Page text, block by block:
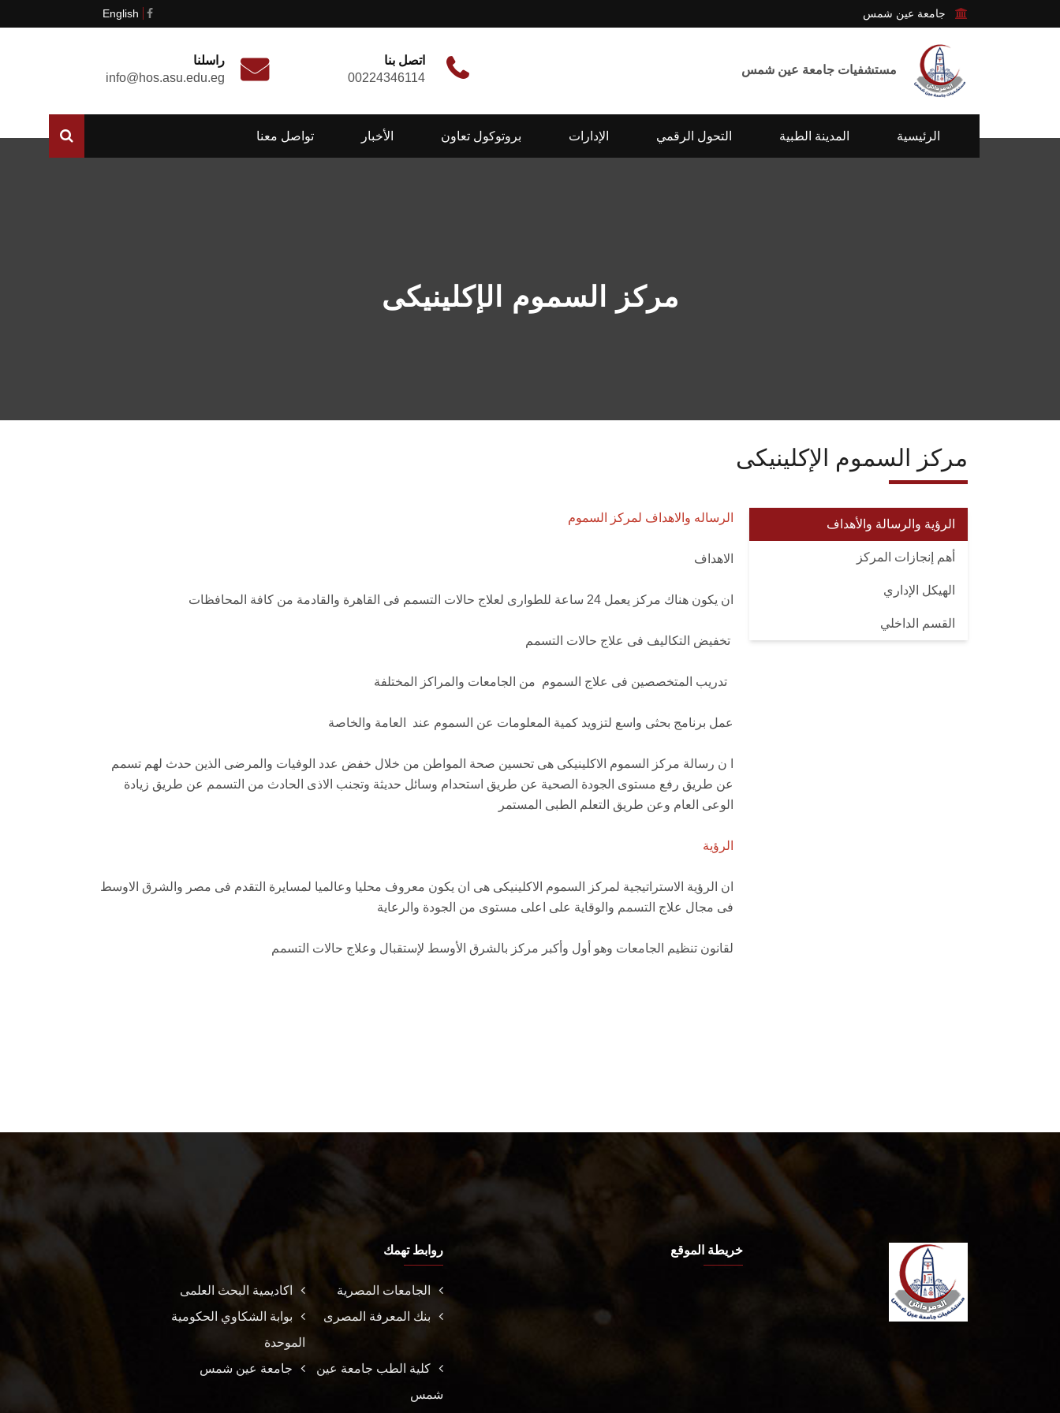
جامعة عين شمس English
اتصل بنا
00224346114
راسلنا
info@hos.asu.edu.eg
الرئيسية المدينة الطبية التحول الرقمي الإدارات بروتوكول تعاون الأخبار تواصل معنا
مركز السموم الإكلينيكى
مركز السموم الإكلينيكى
الرؤية والرسالة والأهداف
أهم إنجازات المركز
الهيكل الإداري
القسم الداخلي
الرساله والاهداف لمركز السموم
الاهداف
ان يكون هناك مركز يعمل 24 ساعة للطوارى لعلاج حالات التسمم فى القاهرة والقادمة من كافة المحافظات
تخفيض التكاليف فى علاج حالات التسمم
تدريب المتخصصين فى علاج السموم من الجامعات والمراكز المختلفة
عمل برنامج بحثى واسع لتزويد كمية المعلومات عن السموم عند العامة والخاصة
ا ن رسالة مركز السموم الاكلينيكى هى تحسين صحة المواطن من خلال خفض عدد الوفيات والمرضى الذين حدث لهم تسمم
عن طريق رفع مستوى الجودة الصحية عن طريق استحدام وسائل حديثة وتجنب الاذى الحادث من التسمم عن طريق زيادة
الوعى العام وعن طريق التعلم الطبى المستمر
الرؤية
ان الرؤية الاستراتيجية لمركز السموم الاكلينيكى هى ان يكون معروف محليا وعالميا لمسايرة التقدم فى مصر والشرق الاوسط
فى مجال علاج التسمم والوقاية على اعلى مستوى من الجودة والرعاية
لقانون تنظيم الجامعات وهو أول وأكبر مركز بالشرق الأوسط لإستقبال وعلاج حالات التسمم
خريطة الموقع روابط تهمك
الجامعات المصرية
اكاديمية البحث العلمى
بنك المعرفة المصرى
بوابة الشكاوي الحكومية
الموحدة
كلية الطب جامعة عين
شمس
جامعة عين شمس